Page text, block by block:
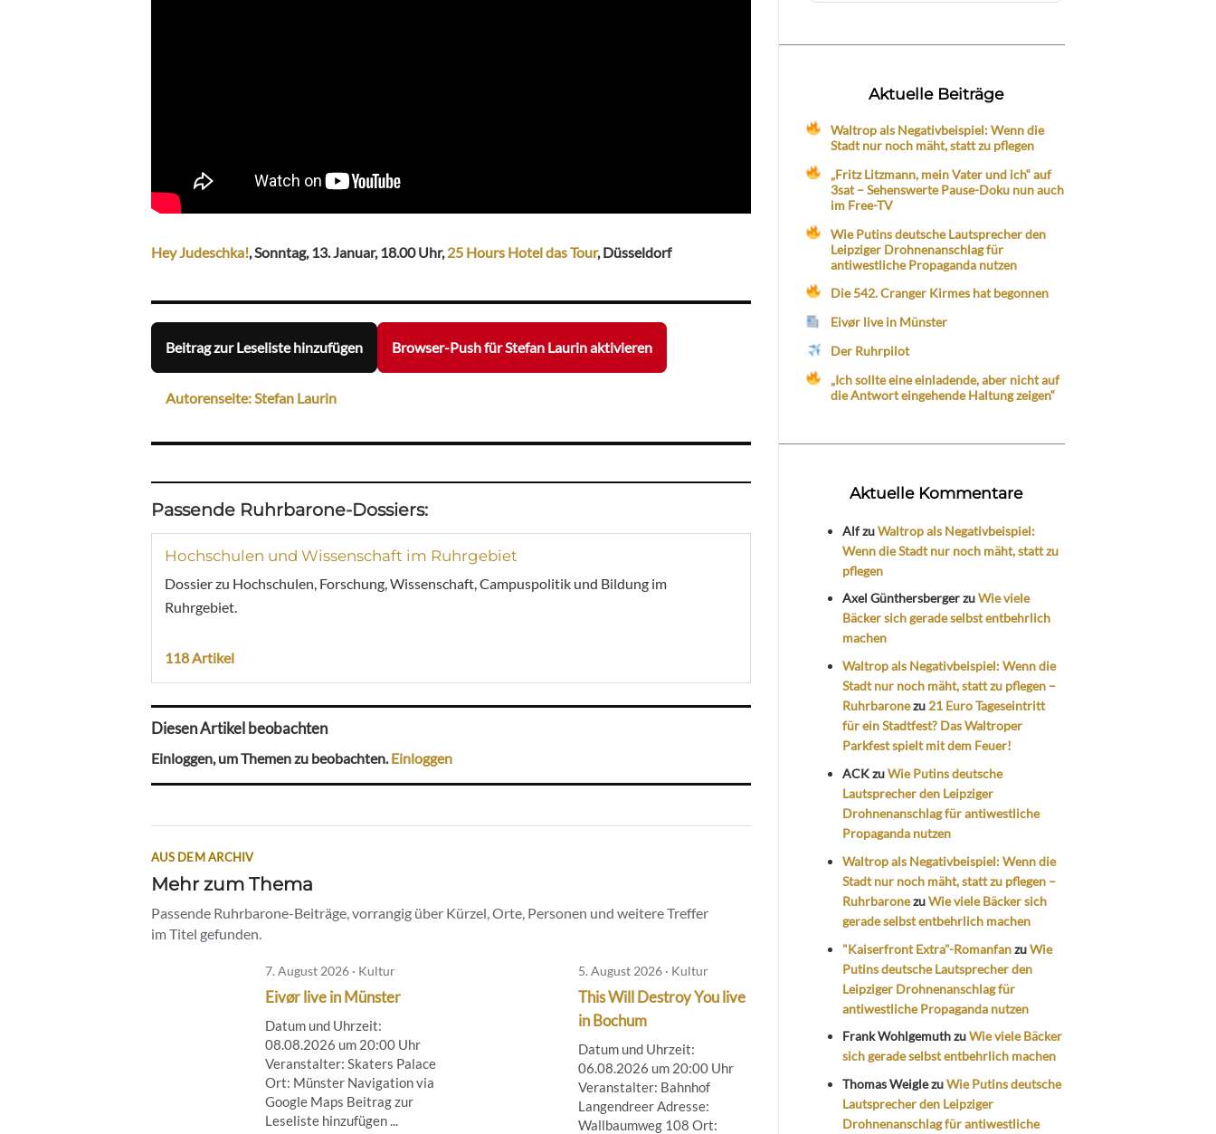
Hey Judeschka!, Sonntag, 13. Januar, 18.00 Uhr,25 Hours Hotel das Tour, Düsseldorf
Beitrag zur Leseliste hinzufügen Browser-Push für Stefan Laurin aktivieren
Autorenseite: Stefan Laurin
Passende Ruhrbarone-Dossiers:
Hochschulen und Wissenschaft im Ruhrgebiet
Dossier zu Hochschulen, Forschung, Wissenschaft, Campuspolitik und Bildung im
Ruhrgebiet.
118 Artikel
Diesen Artikel beobachten
Einloggen, um Themen zu beobachten.Einloggen
AUS DEM ARCHIV
Mehr zum Thema
Passende Ruhrbarone-Beiträge, vorrangig über Kürzel, Orte, Personen und weitere Treffer
im Titel gefunden.
7. August 2026 · Kultur
Eivør live in Münster
Datum und Uhrzeit:
08.08.2026 um 20:00 Uhr
Veranstalter: Skaters Palace
Ort: Münster Navigation via
Google Maps Beitrag zur
Leseliste hinzufügen ...
5. August 2026 · Kultur
This Will Destroy You live
in Bochum
Datum und Uhrzeit:
06.08.2026 um 20:00 Uhr
Veranstalter: Bahnhof
Langendreer Adresse:
Wallbaumweg 108 Ort:
Aktuelle Beiträge
Waltrop als Negativbeispiel: Wenn die
Stadt nur noch mäht, statt zu pflegen
„Fritz Litzmann, mein Vater und ich“ auf
3sat – Sehenswerte Pause-Doku nun auch
im Free-TV
Wie Putins deutsche Lautsprecher den
Leipziger Drohnenanschlag für
antiwestliche Propaganda nutzen
Die 542. Cranger Kirmes hat begonnen
Eivør live in Münster
Der Ruhrpilot
„Ich sollte eine einladende, aber nicht auf
die Antwort eingehende Haltung zeigen“
Aktuelle Kommentare
AlfzuWaltrop als Negativbeispiel:
Wenn die Stadt nur noch mäht, statt zu
pflegen
Axel GünthersbergerzuWie viele
Bäcker sich gerade selbst entbehrlich
machen
Waltrop als Negativbeispiel: Wenn die
Stadt nur noch mäht, statt zu pflegen –
Ruhrbaronezu 21 Euro Tageseintritt
für ein Stadtfest? Das Waltroper
Parkfest spielt mit dem Feuer!
ACKzuWie Putins deutsche
Lautsprecher den Leipziger
Drohnenanschlag für antiwestliche
Propaganda nutzen
Waltrop als Negativbeispiel: Wenn die
Stadt nur noch mäht, statt zu pflegen –
RuhrbaronezuWie viele Bäcker sich
gerade selbst entbehrlich machen
"Kaiserfront Extra"-RomanfanzuWie
Putins deutsche Lautsprecher den
Leipziger Drohnenanschlag für
antiwestliche Propaganda nutzen
Frank WohlgemuthzuWie viele Bäcker
sich gerade selbst entbehrlich machen
Thomas WeiglezuWie Putins deutsche
Lautsprecher den Leipziger
Drohnenanschlag für antiwestliche